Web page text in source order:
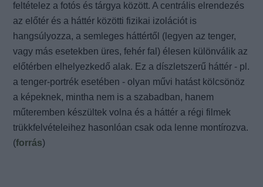
feltételez a fotós és tárgya között. A centrális elrendezés
az előtér és a háttér közötti fizikai izolációt is
hangsúlyozza, a semleges háttértől (legyen az tenger,
vagy más esetekben üres, fehér fal) élesen különválik az
előtérben elhelyezkedő alak. Ez a díszletszerű háttér - pl.
a tenger-portrék esetében - olyan művi hatást kölcsönöz
a képeknek, mintha nem is a szabadban, hanem
műteremben készültek volna és a háttér a régi filmek
trükkfelvételeihez hasonlóan csak oda lenne montírozva.
(forrás)